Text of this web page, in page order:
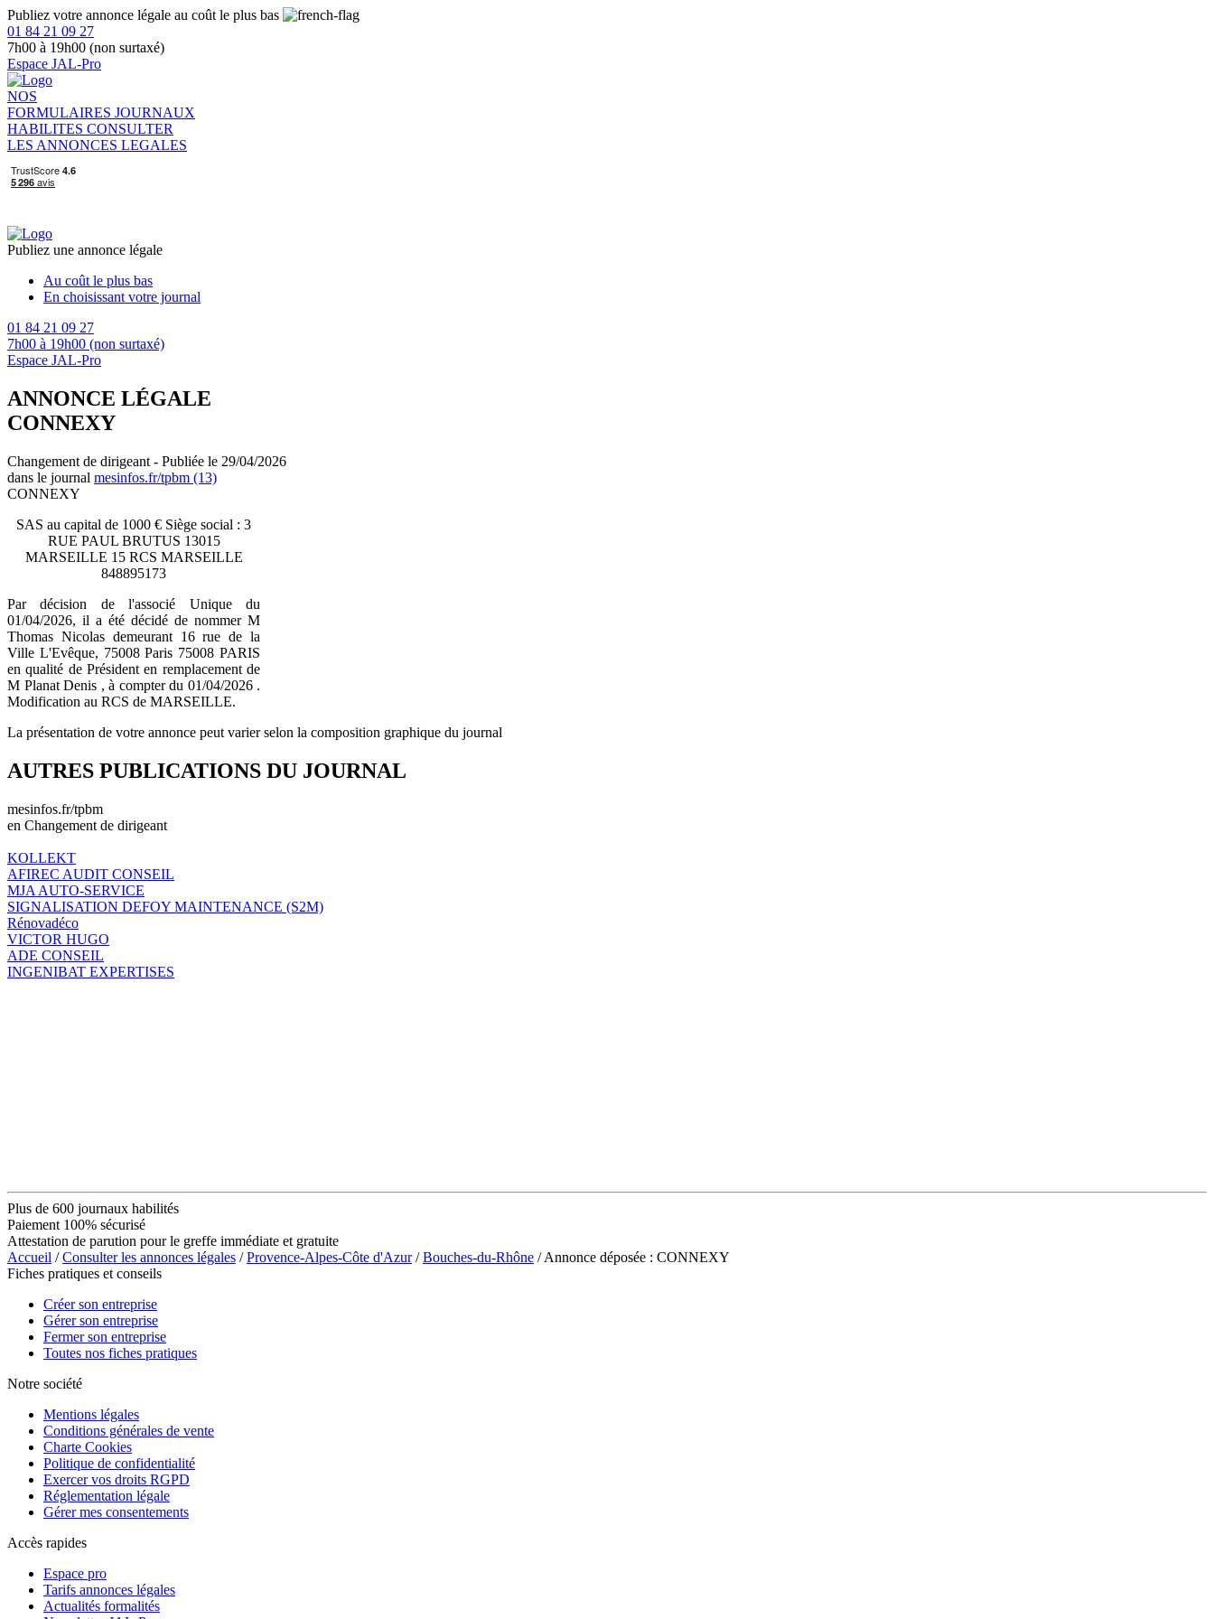
Publiez votre annonce légale au coût le plus bas
01 84 21 09 27
7h00 à 19h00 (non surtaxé)
Espace JAL-Pro
NOS
FORMULAIRES JOURNAUX
HABILITES CONSULTER
LES ANNONCES LEGALES
Publiez une annonce légale
Au coût le plus bas
En choisissant votre journal
01 84 21 09 27
7h00 à 19h00 (non surtaxé)
Espace JAL-Pro
ANNONCE LÉGALE
CONNEXY
Changement de dirigeant - Publiée le 29/04/2026
dans le journal mesinfos.fr/tpbm (13)
CONNEXY
SAS au capital de 1000 € Siège social : 3
RUE PAUL BRUTUS 13015
MARSEILLE 15 RCS MARSEILLE
848895173
Par décision de l'associé Unique du
01/04/2026, il a été décidé de nommer M
Thomas Nicolas demeurant 16 rue de la
Ville L'Evêque, 75008 Paris 75008 PARIS
en qualité de Président en remplacement de
M Planat Denis , à compter du 01/04/2026 .
Modification au RCS de MARSEILLE.
La présentation de votre annonce peut varier selon la composition graphique du journal
AUTRES PUBLICATIONS DU JOURNAL
mesinfos.fr/tpbm
en Changement de dirigeant
KOLLEKT
AFIREC AUDIT CONSEIL
MJA AUTO-SERVICE
SIGNALISATION DEFOY MAINTENANCE (S2M)
Rénovadéco
VICTOR HUGO
ADE CONSEIL
INGENIBAT EXPERTISES
Plus de 600 journaux habilités
Paiement 100% sécurisé
Attestation de parution pour le greffe immédiate et gratuite
Accueil /Consulter les annonces légales /Provence-Alpes-Côte d'Azur/Bouches-du-Rhône / Annonce déposée : CONNEXY
Fiches pratiques et conseils
Créer son entreprise
Gérer son entreprise
Fermer son entreprise
Toutes nos fiches pratiques
Notre société
Mentions légales
Conditions générales de vente
Charte Cookies
Politique de confidentialité
Exercer vos droits RGPD
Réglementation légale
Gérer mes consentements
Accès rapides
Espace pro
Tarifs annonces légales
Actualités formalités